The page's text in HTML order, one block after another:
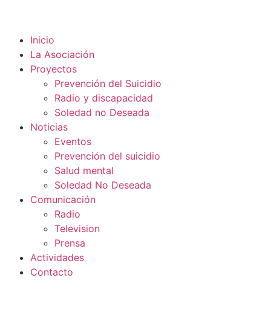
Inicio
La Asociación
Proyectos
Prevención del Suicidio
Radio y discapacidad
Soledad no Deseada
Noticias
Eventos
Prevención del suicidio
Salud mental
Soledad No Deseada
Comunicación
Radio
Television
Prensa
Actividades
Contacto